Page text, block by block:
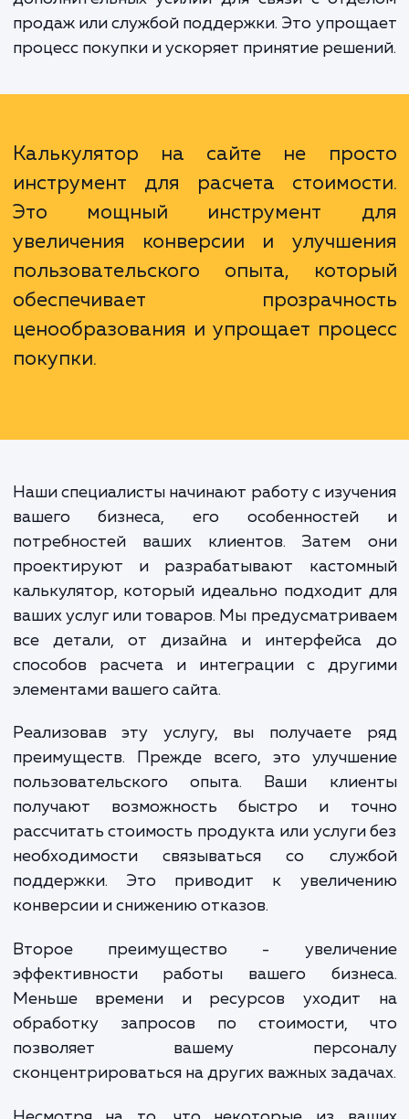
итоге, увеличение продаж. Клиенты
прозрачность и удобство, и
пользователям самостоятельно провести
дополнительных усилий для связи с
продаж или службой поддержки. Это
процесс покупки и ускоряет принятие
Калькулятор на сайте не
инструмент для расчета
обеспечивает
ценообразования и упрощает
покупки.
Наши специалисты начинают работу с
вашего бизнеса, его
потребностей ваших клиентов. Затем
проектируют и разрабатывают
калькулятор, который идеально подходит
ваших услуг или товаров. Мы
все детали, от дизайна и
способов расчета и интеграции с
элементами вашего сайта.
Реализовав эту услугу, вы получаете
преимуществ. Прежде всего, это
пользовательского опыта. Ваши
получают возможность быстро и
рассчитать стоимость продукта или услуги